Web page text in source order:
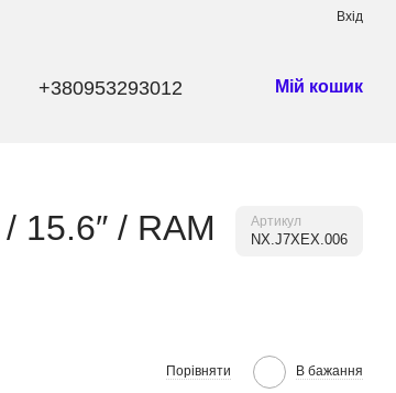
Вхід
+380953293012 Мій кошик
15.6″ / RAM
Артикул
NX.J7XEX.006
Порівняти В бажання